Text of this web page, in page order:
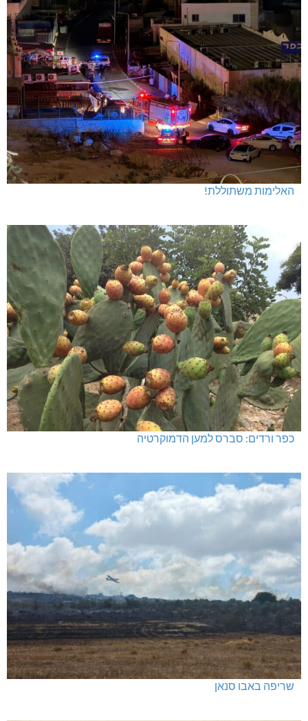
חדשות אחרונות
האלימות משתוללת!